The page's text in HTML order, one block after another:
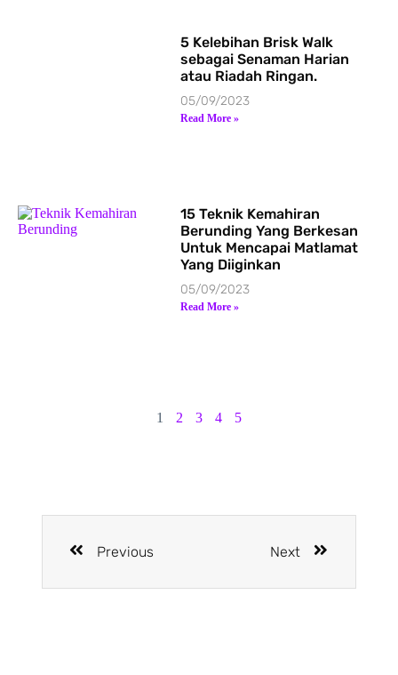
5 Kelebihan Brisk Walk
sebagai Senaman Harian
atau Riadah Ringan.
05/09/2023
Read More »
15 Teknik Kemahiran
Berunding Yang Berkesan
Untuk Mencapai Matlamat
Yang Diiginkan
05/09/2023
Read More »
1 2 3 4 5
Previous Next